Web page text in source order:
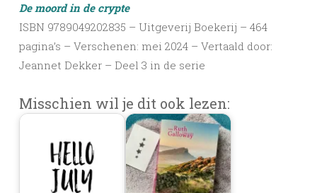
De moord in de crypte
ISBN 9789049202835 – Uitgeverij Boekerij – 464
pagina’s – Verschenen: mei 2024 – Vertaald door:
Jeannet Dekker – Deel 3 in de serie
Misschien wil je dit ook lezen: